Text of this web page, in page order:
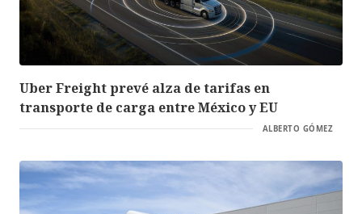
Uber Freight prevé alza de tarifas en
transporte de carga entre México y EU
ALBERTO GÓMEZ